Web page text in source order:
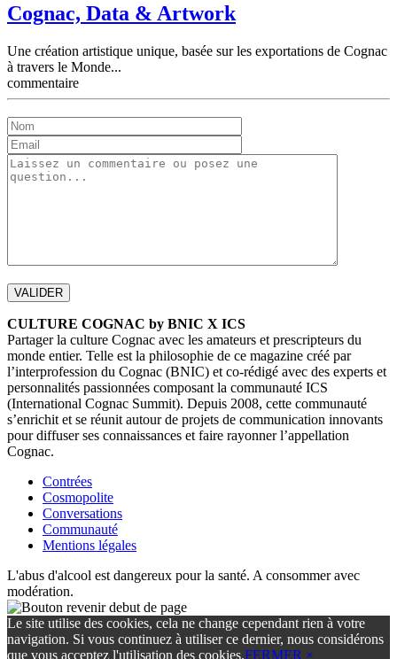
Cognac, Data & Artwork
Une création artistique unique, basée sur les exportations de Cognac
à travers le Monde...
commentaire
CULTURE COGNAC by BNIC X ICS
Partager la culture Cognac avec les amateurs et prescripteurs du
monde entier. Telle est la philosophie de ce magazine créé par
l’interprofession du Cognac (BNIC) et co-rédigé avec des experts et
personnalités passionnées composant la communauté ICS
(International Cognac Summit). Depuis 2008, cette communauté
s’enrichit et se réunit autour de projets de communication innovants
pour diffuser ses connaissances et faire rayonner l’appellation
Cognac.
Contrées
Cosmopolite
Conversations
Communauté
Mentions légales
L'abus d'alcool est dangereux pour la santé. A consommer avec
modération.
Le site utilise des cookies, cela ne change cependant rien à votre
navigation. Si vous continuez à utiliser ce dernier, nous considérons
que vous acceptez l'utilisation des cookies.FERMER ×